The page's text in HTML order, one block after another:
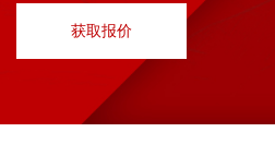
获取报价